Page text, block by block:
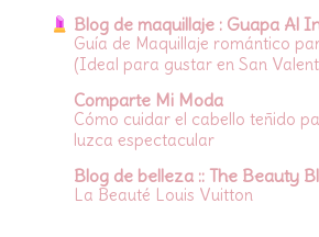
Blog de maquillaje : Guapa Al
Guía de Maquillaje romántico
(Ideal para gustar en San
Comparte Mi Moda
Cómo cuidar el cabello teñido
luzca espectacular
Blog de belleza :: The Beauty
La Beauté Louis Vuitton